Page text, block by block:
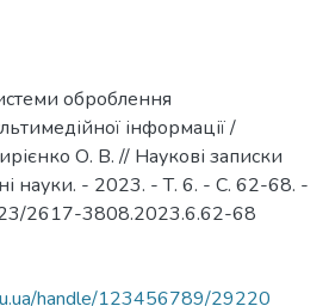
оброблення
інформації /
О. В. // Наукові записки
науки. - 2023. - Т. 6. - С. 62-68. -
2617-3808.2023.6.62-68
handle/123456789/29220